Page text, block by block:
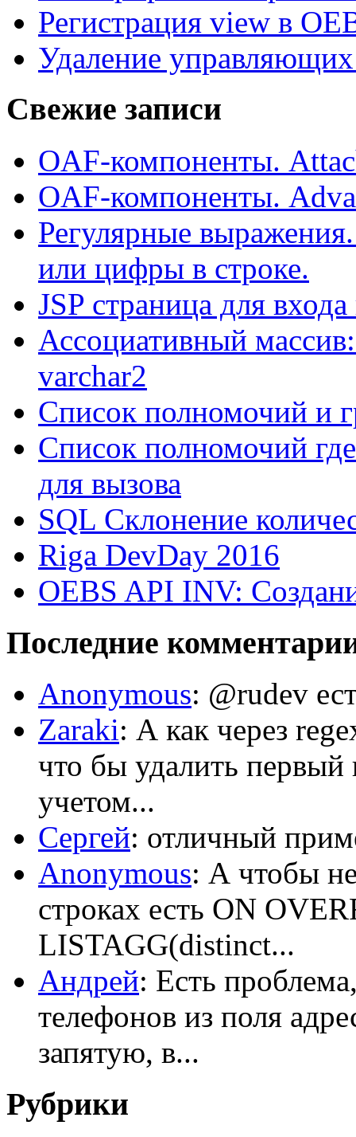
Регистрация view в
Удаление
Свежие записи
OAF-компоненты.
OAF-компоненты.
Регулярные
или цифры в строке.
JSP страница для
Ассоциативный
varchar2
Список полномочий и
Список полномочий
для вызова
SQL Склонение
Riga DevDay 2016
OEBS API INV:
Последние
Anonymous: @rudev
Zaraki: А как через
что бы удалить первый
учетом...
Сергей: отличный
Anonymous: А чтобы
строках есть ON
LISTAGG(distinct...
Андрей: Есть
телефонов из поля
запятую, в...
Рубрики